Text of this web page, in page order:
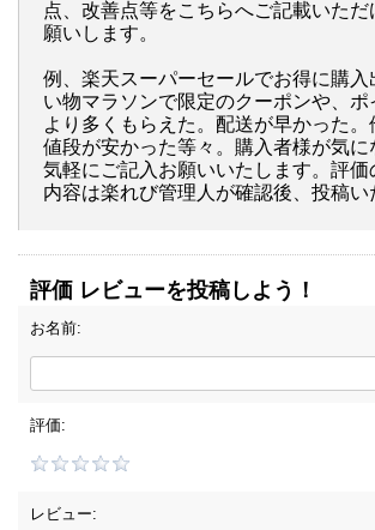
点、改善点等をこちらへご記載いただ
願いします。
例、楽天スーパーセールでお得に購入
い物マラソンで限定のクーポンや、ポ
より多くもらえた。配送が早かった。
値段が安かった等々。購入者様が気に
気軽にご記入お願いいたします。評価
内容は楽れび管理人が確認後、投稿い
評価 レビューを投稿しよう！
お名前:
評価:
レビュー: